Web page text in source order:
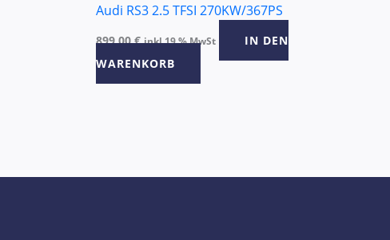
Audi RS3 2.5 TFSI 270KW/367PS
899,00€ inkl 19 % MwSt
IN DEN
WARENKORB